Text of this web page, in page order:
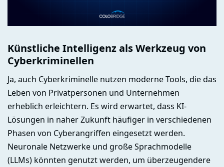
Künstliche Intelligenz als Werkzeug von
Cyberkriminellen
Ja, auch Cyberkriminelle nutzen moderne Tools, die das
Leben von Privatpersonen und Unternehmen
erheblich erleichtern. Es wird erwartet, dass KI-
Lösungen in naher Zukunft häufiger in verschiedenen
Phasen von Cyberangriffen eingesetzt werden.
Neuronale Netzwerke und große Sprachmodelle
(LLMs) könnten genutzt werden, um überzeugendere